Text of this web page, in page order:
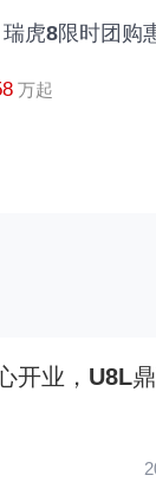
虎8限时团购
万起
开业，U8L